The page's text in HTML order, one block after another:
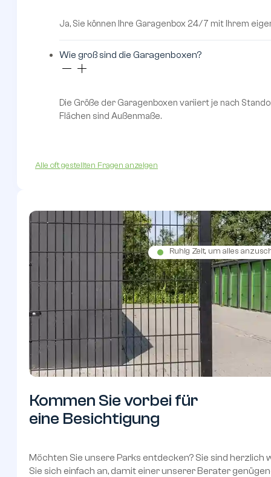
Ja, Sie können Ihre Garagenbox 24/7 mit Ihrem
Wie groß sind die Garagenboxen?
Die Größe der Garagenboxen variiert je nach
Flächen sind Außenmaße.
Alle oft gestellten Fragen anzeigen
Ruhig Zeit, um alles
Kommen Sievorbei für
eine Besichtigung
Möchten Sie unsere Parks entdecken? Sie sind herzlich
Sie sich einfach an, damit einer unserer Berater